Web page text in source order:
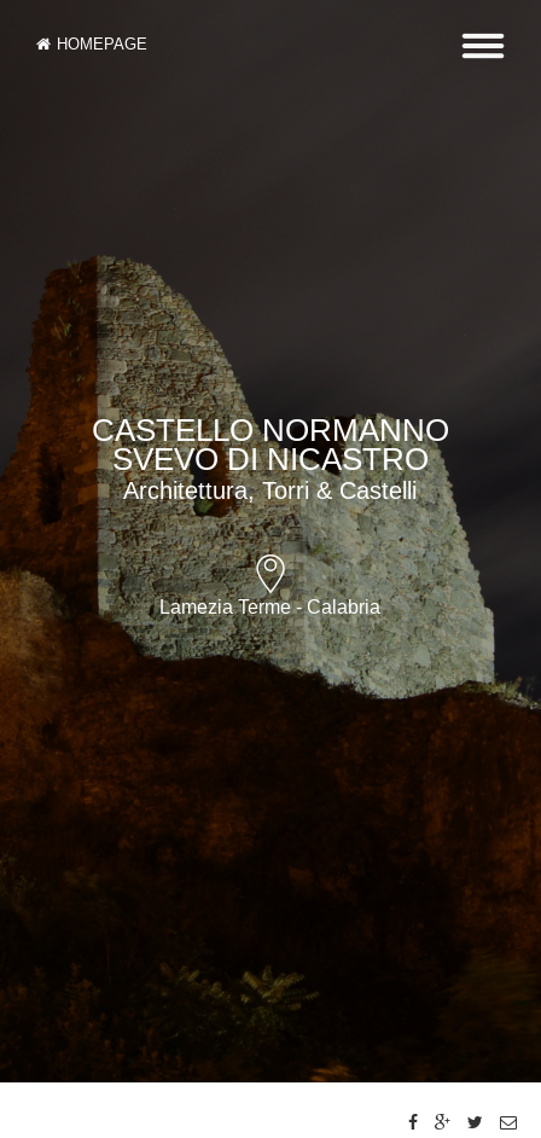
HOMEPAGE
CASTELLO NORMANNO
SVEVO DI NICASTRO
Architettura, Torri & Castelli
Lamezia Terme - Calabria